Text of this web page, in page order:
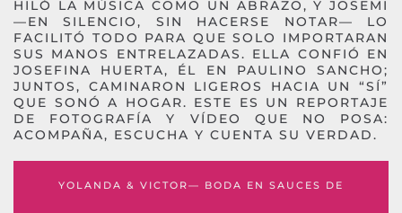
HILÓ LA MÚSICA COMO UN ABRAZO, Y JOSEMI
—EN SILENCIO, SIN HACERSE NOTAR— LO
FACILITÓ TODO PARA QUE SOLO IMPORTARAN
SUS MANOS ENTRELAZADAS. ELLA CONFIÓ EN
JOSEFINA HUERTA, ÉL EN PAULINO SANCHO;
JUNTOS, CAMINARON LIGEROS HACIA UN “SÍ”
QUE SONÓ A HOGAR. ESTE ES UN REPORTAJE
DE FOTOGRAFÍA Y VÍDEO QUE NO POSA:
ACOMPAÑA, ESCUCHA Y CUENTA SU VERDAD.
YOLANDA & VICTOR— BODA EN SAUCES DE